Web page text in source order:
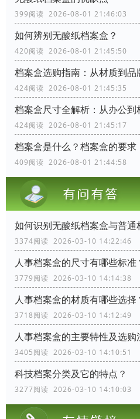
399阅读 2026-08-01 21:46:03
如何辨别无酸纸档案盒？
420阅读 2026-08-01 21:45:50
档案盒选购指南：从材质到品
424阅读 2026-08-01 21:45:35
档案盒尺寸全解析：从办公
424阅读 2026-08-01 21:45:17
档案盒是什么？档案盒的要求
409阅读 2026-08-01 21:44:58
如何识别无酸纸档案盒与普通
3374阅读 2026-03-10 14:22:46
人事档案盒的尺寸有哪些标准
3779阅读 2026-03-10 14:14:38
人事档案盒的材质有哪些选择
3718阅读 2026-03-10 14:12:49
人事档案盒的主要特性及选购
3405阅读 2026-03-10 14:10:51
科技档案分类及它的特点？
3277阅读 2026-03-10 14:10:03